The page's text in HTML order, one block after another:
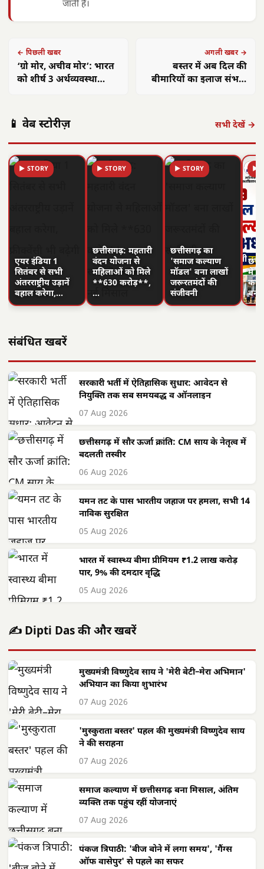
जाती हैं।
← पिछली खबर
‘ग्रो मोर, अचीव मोर’: भारत
को शीर्ष 3 अर्थव्यवस्था
अगली खबर →
बस्तर में अब दिल की
बीमारियों का इलाज संभव:
📱 वेब स्टोरीज़ सभी देखें →
▶ STORY
एयर इंडिया 1
सितंबर से सभी
अंतरराष्ट्रीय उड़ानें
बहाल करेगा,…
▶ STORY
छत्तीसगढ़: महतारी
वंदन योजना से
महिलाओं को मिले
**630 करोड़**,
…
▶ STORY
छत्तीसगढ़ का
'समाज कल्याण
मॉडल' बना लाखों
जरूरतमंदों की
संजीवनी
▶
में
का
संबंधित खबरें
सरकारी भर्ती में ऐतिहासिक सुधार: आवेदन से
नियुक्ति तक सब समयबद्ध व ऑनलाइन
07 Aug 2026
छत्तीसगढ़ में सौर ऊर्जा क्रांति: CM साय के नेतृत्व में
बदलती तस्वीर
06 Aug 2026
यमन तट के पास भारतीय जहाज पर हमला, सभी 14
नाविक सुरक्षित
05 Aug 2026
भारत में स्वास्थ्य बीमा प्रीमियम ₹1.2 लाख करोड़
पार, 9% की दमदार वृद्धि
05 Aug 2026
✍️ Dipti Das की और खबरें
मुख्यमंत्री विष्णुदेव साय ने 'मेरी बेटी–मेरा अभिमान'
अभियान का किया शुभारंभ
07 Aug 2026
'मुस्कुराता बस्तर' पहल की मुख्यमंत्री विष्णुदेव साय
ने की सराहना
07 Aug 2026
समाज कल्याण में छत्तीसगढ़ बना मिसाल, अंतिम
व्यक्ति तक पहुंच रहीं योजनाएं
07 Aug 2026
पंकज त्रिपाठी: 'बीज बोने में लगा समय', 'गैंग्स
ऑफ वासेपुर' से पहले का सफर